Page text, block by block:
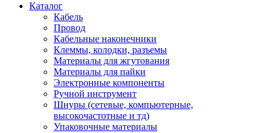
Каталог
Кабель
Провод
Кабельные наконечники
Клеммы, колодки, разъемы
Материалы для жгутования
Материалы для пайки
Электронные компоненты
Ручной инструмент
Шнуры (сетевые, компьютерные,
высокочастотные и тд)
Упаковочные материалы